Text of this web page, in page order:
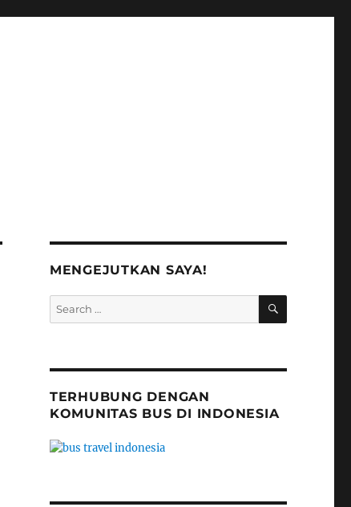
MENGEJUTKAN SAYA!
Search
for:
SEARCH
TERHUBUNG DENGAN
KOMUNITAS BUS DI INDONESIA